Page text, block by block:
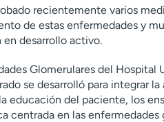
recientemente varios
de estas enfermedades y
desarrollo activo.
Glomerulares del Hospital
se desarrolló para integrar
educación del paciente, los
centrada en las enfermedades